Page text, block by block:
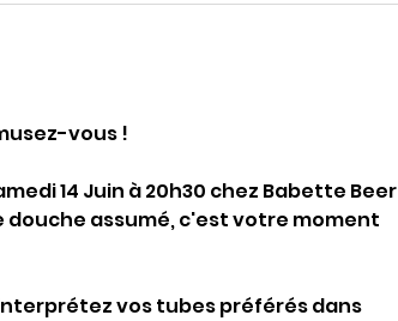
vous !
14 Juin à 20h30 chez Babette Beer
douche assumé, c'est votre moment
vos tubes préférés dans